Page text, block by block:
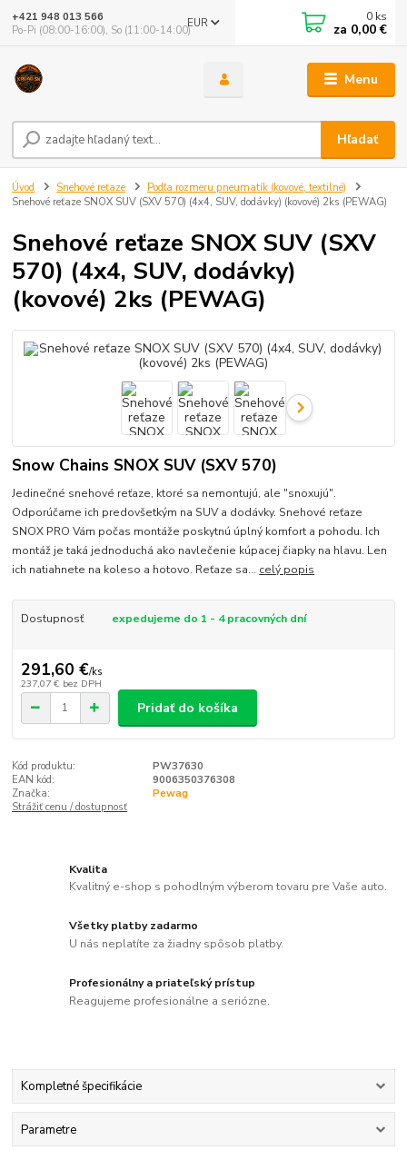
Menu
EUR
Hľadať
+421 948 013 566
Po-Pi (08:00-16:00), So (11:00-14:00)
0 ks
za 0,00 €
Úvod Snehové reťaze
Podľa rozmeru pneumatík (kovové, textilné)
Snehové reťaze SNOX SUV (SXV 570) (4x4, SUV, dodávky) (kovové) 2ks (PEWAG)
Snehové reťaze SNOX SUV (SXV
570) (4x4, SUV, dodávky)
(kovové) 2ks (PEWAG)
Snow Chains SNOX SUV (SXV 570)
Jedinečné snehové reťaze, ktoré sa nemontujú, ale "snoxujú".
Odporúčame ich predovšetkým na SUV a dodávky. Snehové reťaze
SNOX PRO Vám počas montáže poskytnú úplný komfort a pohodu. Ich
montáž je taká jednoduchá ako navlečenie kúpacej čiapky na hlavu. Len
ich natiahnete na koleso a hotovo. Reťaze sa... celý popis
Dostupnosť expedujeme do 1 - 4 pracovných dní
291,60 €/ks
237,07 € bez DPH
Pridať do košíka
Kód produktu:
PW37630
EAN kód:
9006350376308
Značka:
Pewag
Strážiť cenu / dostupnosť
Kvalita
Kvalitný e-shop s pohodlným výberom tovaru pre Vaše auto.
Všetky platby zadarmo
U nás neplatíte za žiadny spôsob platby.
Profesionálny a priateľský prístup
Reagujeme profesionálne a seriózne.
Kompletné špecifikácie
Parametre